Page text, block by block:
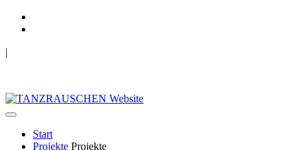
|
Start
Projekte Projekte